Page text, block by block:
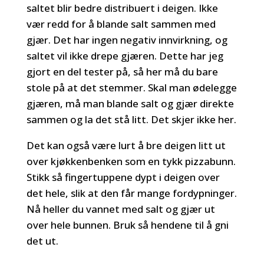
saltet blir bedre distribuert i deigen. Ikke
vær redd for å blande salt sammen med
gjær. Det har ingen negativ innvirkning, og
saltet vil ikke drepe gjæren. Dette har jeg
gjort en del tester på, så her må du bare
stole på at det stemmer. Skal man ødelegge
gjæren, må man blande salt og gjær direkte
sammen og la det stå litt. Det skjer ikke her.
Det kan også være lurt å bre deigen litt ut
over kjøkkenbenken som en tykk pizzabunn.
Stikk så fingertuppene dypt i deigen over
det hele, slik at den får mange fordypninger.
Nå heller du vannet med salt og gjær ut
over hele bunnen. Bruk så hendene til å gni
det ut.